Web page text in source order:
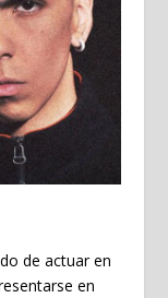
de actuar en
en